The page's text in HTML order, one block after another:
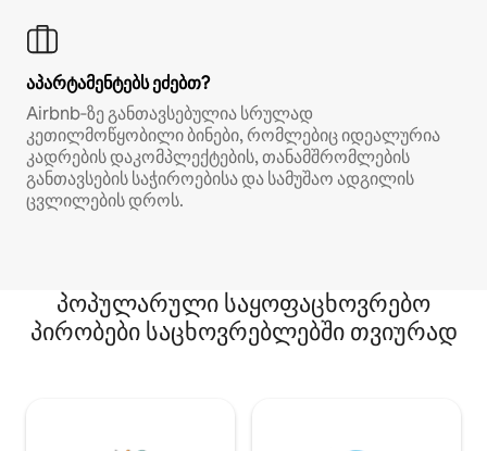
აპარტამენტებს ეძებთ?
Airbnb‑ზე განთავსებულია სრულად
კეთილმოწყობილი ბინები, რომლებიც იდეალურია
კადრების დაკომპლექტების, თანამშრომლების
განთავსების საჭიროებისა და სამუშაო ადგილის
ცვლილების დროს.
პოპულარული საყოფაცხოვრებო
პირობები საცხოვრებლებში თვიურად